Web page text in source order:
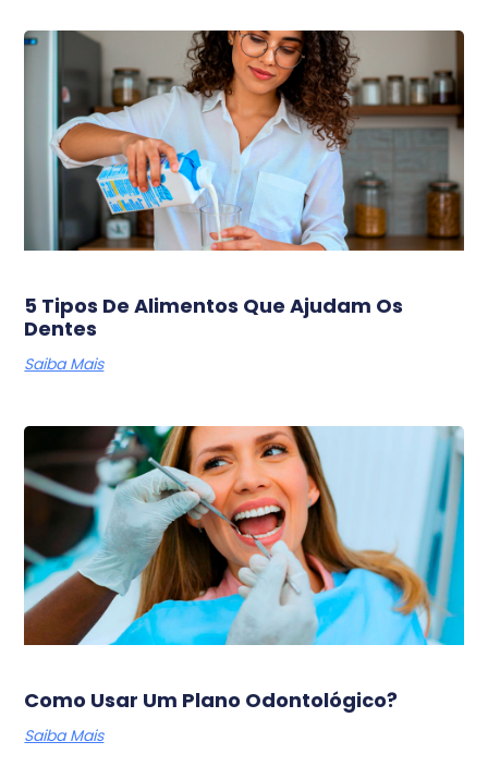
5 Tipos De Alimentos Que Ajudam Os
Dentes
Saiba Mais
Como Usar Um Plano Odontológico?
Saiba Mais